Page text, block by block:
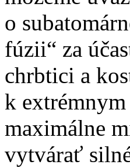
o
fúzii“ za
chrbtici a
k
maximálne
vytvárať